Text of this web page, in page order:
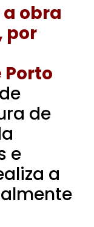
obra
por
de
e
a